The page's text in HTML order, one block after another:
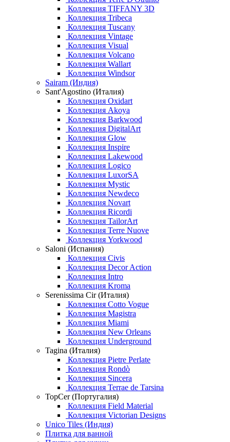
Коллекция TIFFANY 3D
Коллекция Tribeca
Коллекция Tuscany
Коллекция Vintage
Коллекция Visual
Коллекция Volcano
Коллекция Wallart
Коллекция Windsor
Sairam (Индия)
Sant'Agostino (Италия)
Коллекция Oxidart
Коллекция Akoya
Коллекция Barkwood
Коллекция DigitalArt
Коллекция Glow
Коллекция Inspire
Коллекция Lakewood
Коллекция Logico
Коллекция LuxorSA
Коллекция Mystic
Коллекция Newdeco
Коллекция Novart
Коллекция Ricordi
Коллекция TailorArt
Коллекция Terre Nuove
Коллекция Yorkwood
Saloni (Испания)
Коллекция Civis
Коллекция Decor Action
Коллекция Intro
Коллекция Kroma
Serenissima Cir (Италия)
Коллекция Cotto Vogue
Коллекция Magistra
Коллекция Miami
Коллекция New Orleans
Коллекция Underground
Tagina (Италия)
Коллекция Pietre Perlate
Коллекция Rondò
Коллекция Sincera
Коллекция Terrae de Tarsina
TopCer (Португалия)
Коллекция Field Material
Коллекция Victorian Designs
Unico Tiles (Индия)
Плитка для ванной